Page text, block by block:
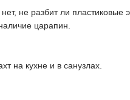
не разбит ли пластиковые
царапин.
на кухне и в санузлах.